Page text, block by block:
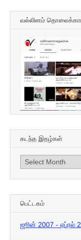
வல்லினம்
கடந்த இதழ்கள்
கடந்த
இதழ்கள்
பெட்டகம்
ஜூன் 2007 - ஏப்ரல்